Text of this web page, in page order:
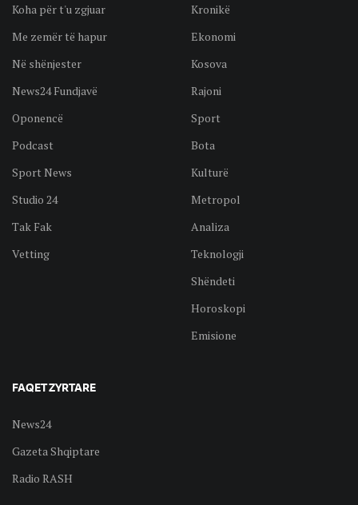
Koha për t'u zgjuar
Me zemër të hapur
Në shënjester
News24 Fundjavë
Oponencë
Podcast
Sport News
Studio 24
Tak Fak
Vetting
Kronikë
Ekonomi
Kosova
Rajoni
Sport
Bota
Kulturë
Metropol
Analiza
Teknologji
Shëndeti
Horoskopi
Emisione
FAQET ZYRTARE
News24
Gazeta Shqiptare
Radio RASH